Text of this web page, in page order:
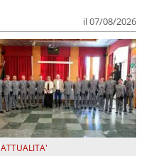
il 07/08/2026
ATTUALITA'